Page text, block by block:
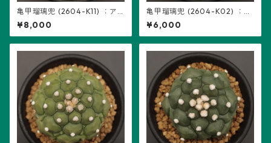
亀甲瑠璃兜 (2604-K11) ：ア
ストロフィツム属 ※実生
¥8,000
亀甲瑠璃兜 (2604-K02) ：ア
ストロフィツム属 ※実生
¥6,000